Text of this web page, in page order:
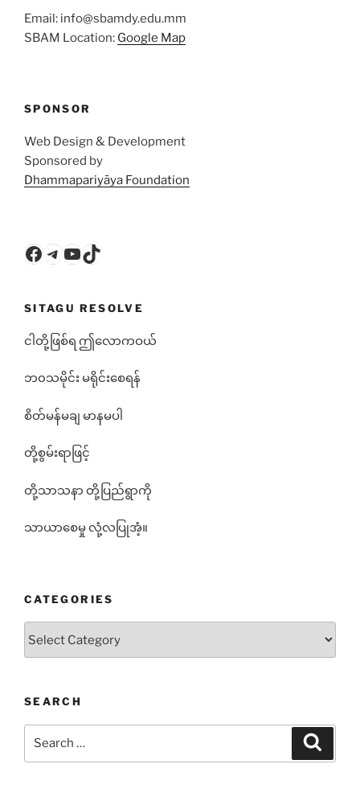
Email: info@sbamdy.edu.mm
SBAM Location: Google Map
SPONSOR
Web Design & Development
Sponsored by
Dhammapariyāya Foundation
Facebook
Telegram
YouTube
TikTok
SITAGU RESOLVE
ငါတို့ဖြစ်ရ ဤလောကဝယ်
ဘ၀သမိုင်း မရိုင်းစေရန်
စိတ်မန်မချ မာနမပါ
တို့စွမ်းရာဖြင့်
တို့သာသနာ တို့ပြည်ရွာကို
သာယာစေမှု လုံ့လပြုအံ့။
CATEGORIES
SEARCH